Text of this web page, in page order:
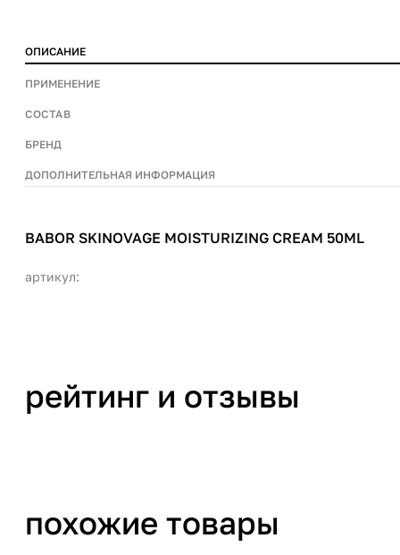
ОПИСАНИЕ
ПРИМЕНЕНИЕ
СОСТАВ
БРЕНД
ДОПОЛНИТЕЛЬНАЯ ИНФОРМАЦИЯ
BABOR SKINOVAGE MOISTURIZING CREAM 50ML
артикул:
рейтинг и отзывы
похожие товары